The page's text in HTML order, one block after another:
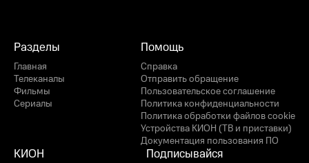
Разделы
Главная
Телеканалы
Фильмы
Сериалы
Помощь
Справка
Отправить обращение
Пользовательское соглашение
Политика конфиденциальности
Политика обработки файлов cookie
Устройства КИОН (ТВ и приставки)
Документация пользования ПО
КИОН Подписывайся